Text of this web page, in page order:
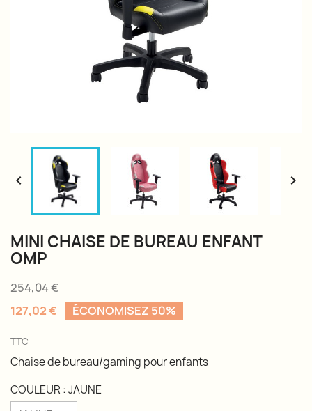
 
MINI CHAISE DE BUREAU ENFANT
OMP
254,04 €
127,02 €
ÉCONOMISEZ 50%
TTC
Chaise de bureau/gaming pour enfants
COULEUR : JAUNE